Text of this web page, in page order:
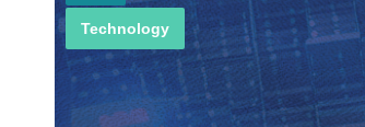
Technology